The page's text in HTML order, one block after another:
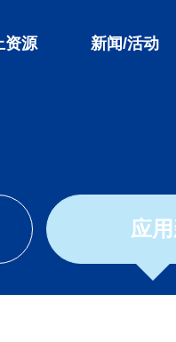
源 新闻/活动
应